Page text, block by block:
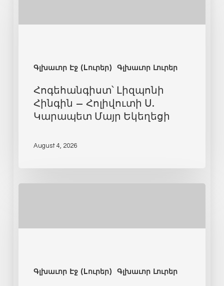
Գլխաւոր Էջ (Lուրեր) Գլխաւոր Լուրեր
Հոգեհանգիստ՝ Լիզպոնի
Հինգին – Հոլիվուտի Ս.
Կարապետ Մայր Եկեղեցի
August 4, 2026
Գլխաւոր Էջ (Lուրեր) Գլխաւոր Լուրեր